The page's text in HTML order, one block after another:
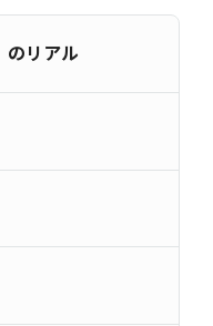
のリアル